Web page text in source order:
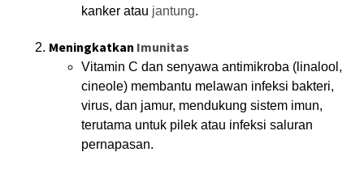
kanker atau jantung.
Meningkatkan Imunitas
Vitamin C dan senyawa antimikroba (linalool,
cineole) membantu melawan infeksi bakteri,
virus, dan jamur, mendukung sistem imun,
terutama untuk pilek atau infeksi saluran
pernapasan.